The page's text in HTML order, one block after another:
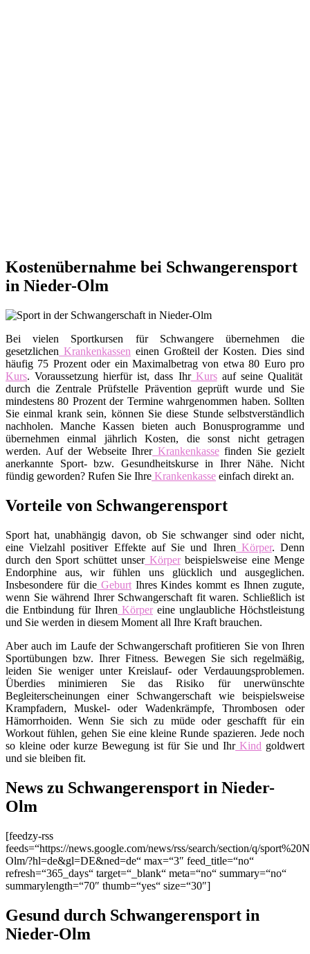
Kostenübernahme bei Schwangerensport
in Nieder-Olm
Bei vielen Sportkursen für Schwangere übernehmen die
gesetzlichen Krankenkassen einen Großteil der Kosten. Dies sind
häufig 75 Prozent oder ein Maximalbetrag von etwa 80 Euro pro
Kurs. Voraussetzung hierfür ist, dass IhrKursauf seine Qualität
durch die Zentrale Prüfstelle Prävention geprüft wurde und Sie
mindestens 80 Prozent der Termine wahrgenommen haben. Sollten
Sie einmal krank sein, können Sie diese Stunde selbstverständlich
nachholen. Manche Kassen bieten auch Bonusprogramme und
übernehmen einmal jährlich Kosten, die sonst nicht getragen
werden. Auf der Webseite IhrerKrankenkassefinden Sie gezielt
anerkannte Sport- bzw. Gesundheitskurse in Ihrer Nähe. Nicht
fündig geworden? Rufen Sie Ihre Krankenkasse einfach direkt an.
Vorteile von Schwangerensport
Sport hat, unabhängig davon, ob Sie schwanger sind oder nicht,
eine Vielzahl positiver Effekte auf Sie und Ihren Körper. Denn
durch den Sport schüttet unserKörperbeispielsweise eine Menge
Endorphine aus, wir fühlen uns glücklich und ausgeglichen.
Insbesondere für dieGeburtIhres Kindes kommt es Ihnen zugute,
wenn Sie während Ihrer Schwangerschaft fit waren. Schließlich ist
die Entbindung für Ihren Körpereine unglaubliche Höchstleistung
und Sie werden in diesem Moment all Ihre Kraft brauchen.
Aber auch im Laufe der Schwangerschaft profitieren Sie von Ihren
Sportübungen bzw. Ihrer Fitness. Bewegen Sie sich regelmäßig,
leiden Sie weniger unter Kreislauf- oder Verdauungsproblemen.
Überdies minimieren Sie das Risiko für unerwünschte
Begleiterscheinungen einer Schwangerschaft wie beispielsweise
Krampfadern, Muskel- oder Wadenkrämpfe, Thrombosen oder
Hämorrhoiden. Wenn Sie sich zu müde oder geschafft für ein
Workout fühlen, gehen Sie eine kleine Runde spazieren. Jede noch
so kleine oder kurze Bewegung ist für Sie und IhrKind goldwert
und sie bleiben fit.
News zu Schwangerensport in Nieder-
Olm
[feedzy-rss
feeds=“https://news.google.com/news/rss/search/section/q/
Olm/?hl=de&gl=DE&ned=de“ max=“3″ feed_title=“no“
refresh=“365_days“ target=“_blank“ meta=“no“ summary=“no“
summarylength=“70″ thumb=“yes“ size=“30″]
Gesund durch Schwangerensport in
Nieder-Olm